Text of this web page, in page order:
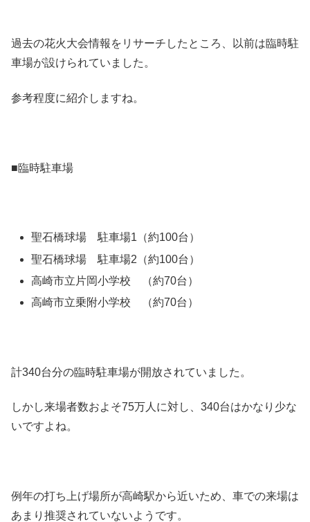
過去の花火大会情報をリサーチしたところ、以前は臨時駐
車場が設けられていました。
参考程度に紹介しますね。
■臨時駐車場
聖石橋球場 駐車場1（約100台）
聖石橋球場 駐車場2（約100台）
高崎市立片岡小学校 （約70台）
高崎市立乗附小学校 （約70台）
計340台分の臨時駐車場が開放されていました。
しかし来場者数およそ75万人に対し、340台はかなり少な
いですよね。
例年の打ち上げ場所が高崎駅から近いため、車での来場は
あまり推奨されていないようです。